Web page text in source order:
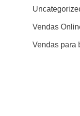
Vendas
Vendas para